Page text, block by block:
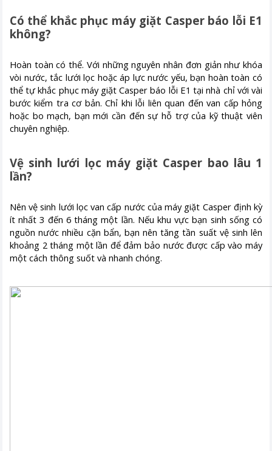
Có thể khắc phục máy giặt Casper báo lỗi E1
không?
Hoàn toàn có thể. Với những nguyên nhân đơn giản như khóa
vòi nước, tắc lưới lọc hoặc áp lực nước yếu, bạn hoàn toàn có
thể tự khắc phục máy giặt Casper báo lỗi E1 tại nhà chỉ với vài
bước kiểm tra cơ bản. Chỉ khi lỗi liên quan đến van cấp hỏng
hoặc bo mạch, bạn mới cần đến sự hỗ trợ của kỹ thuật viên
chuyên nghiệp.
Vệ sinh lưới lọc máy giặt Casper bao lâu 1
lần?
Nên vệ sinh lưới lọc van cấp nước của máy giặt Casper định kỳ
ít nhất 3 đến 6 tháng một lần. Nếu khu vực bạn sinh sống có
nguồn nước nhiều cặn bẩn, bạn nên tăng tần suất vệ sinh lên
khoảng 2 tháng một lần để đảm bảo nước được cấp vào máy
một cách thông suốt và nhanh chóng.